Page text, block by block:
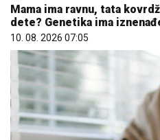
Mama ima ravnu, tata
dete? Genetika ima
10. 08. 2026 07:05